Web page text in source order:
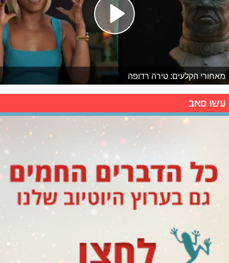
מאחורי הקלעים: טירה רדופה
עשו סאב